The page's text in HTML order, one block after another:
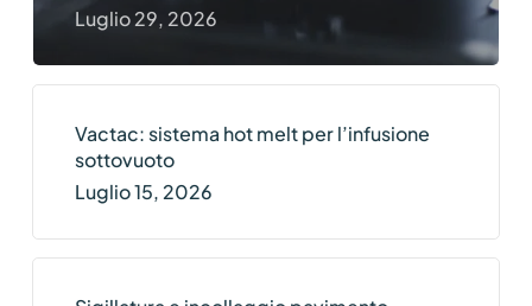
Luglio 29, 2026
Vactac: sistema hot melt per l’infusione
sottovuoto
Luglio 15, 2026